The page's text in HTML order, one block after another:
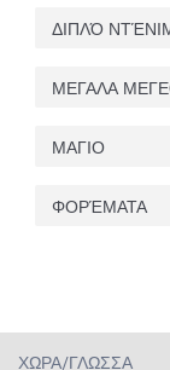
ΔΙΠΛΌ
ΜΕΓΑΛΑ
ΜΑΓΙΟ
ΦΟΡΈΜΑΤΑ
ΧΏΡΑ/ΓΛΏΣΣΑ